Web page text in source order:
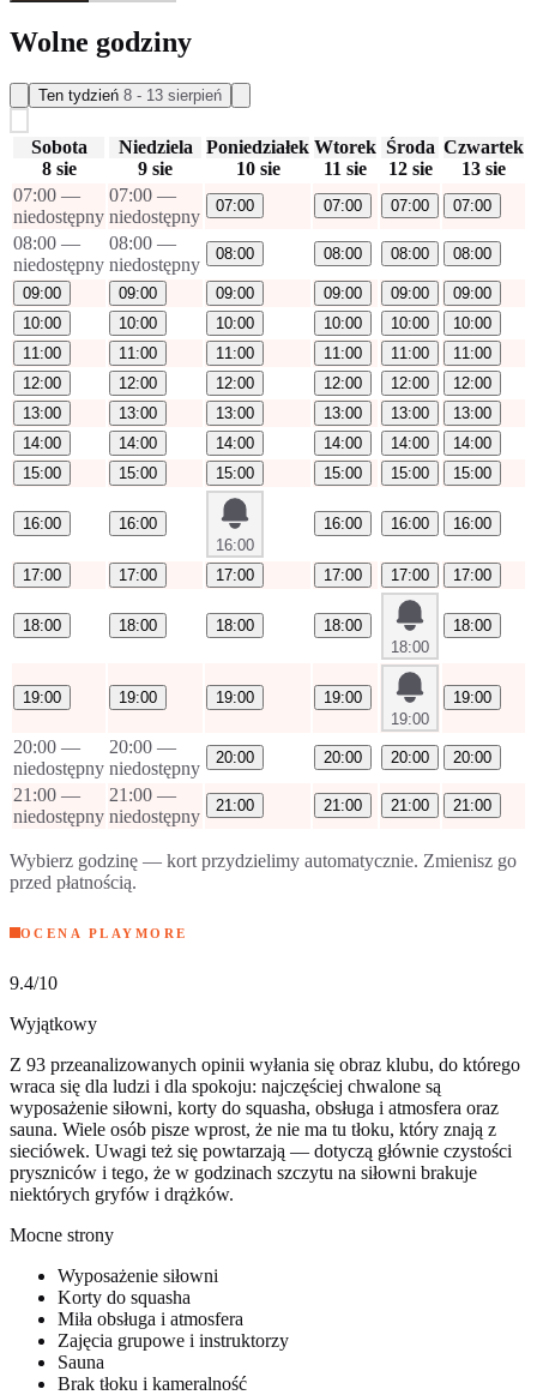
Wolne godziny
Ten tydzień 8 - 13 sierpień
Sobota
8 sie
Niedziela
9 sie
Poniedziałek
10 sie
Wtorek
11 sie
Środa
12 sie
Czwartek
13 sie
07:00 —
niedostępny
07:00 —
niedostępny
07:00 07:00 07:00 07:00
08:00 —
niedostępny
08:00 —
niedostępny
08:00 08:00 08:00 08:00
09:00 09:00 09:00 09:00 09:00
09:00
10:00
10:00 10:00 10:00 10:00
10:00
11:00
11:00 11:00 11:00 11:00
11:00
12:00
12:00 12:00 12:00 12:00
12:00
13:00
13:00 13:00 13:00 13:00
13:00
14:00
14:00 14:00 14:00 14:00
14:00
15:00
15:00 15:00 15:00 15:00 15:00
16:00
16:00
16:00
16:00 16:00 16:00
17:00 17:00 17:00 17:00 17:00 17:00
18:00 18:00 18:00
18:00
18:00
18:00
19:00 19:00 19:00
19:00
19:00
19:00
20:00 —
niedostępny
20:00 —
niedostępny
20:00 20:00 20:00 20:00
21:00 —
niedostępny
21:00 —
niedostępny
21:00 21:00 21:00 21:00
Wybierz godzinę — kort przydzielimy automatycznie. Zmienisz go
przed płatnością.
OCENA PLAYMORE
9.4/10
Wyjątkowy
Z 93 przeanalizowanych opinii wyłania się obraz klubu, do którego
wraca się dla ludzi i dla spokoju: najczęściej chwalone są
wyposażenie siłowni, korty do squasha, obsługa i atmosfera oraz
sauna. Wiele osób pisze wprost, że nie ma tu tłoku, który znają z
sieciówek. Uwagi też się powtarzają — dotyczą głównie czystości
pryszniców i tego, że w godzinach szczytu na siłowni brakuje
niektórych gryfów i drążków.
Mocne strony
Wyposażenie siłowni
Korty do squasha
Miła obsługa i atmosfera
Zajęcia grupowe i instruktorzy
Sauna
Brak tłoku i kameralność